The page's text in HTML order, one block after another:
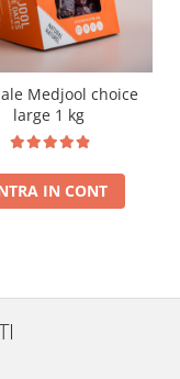
Medjool choice
large 1 kg
IN CONT